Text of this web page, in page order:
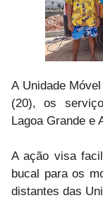
A Unidade
(20), os
Lagoa Grande e
A ação visa
bucal para os
distantes das